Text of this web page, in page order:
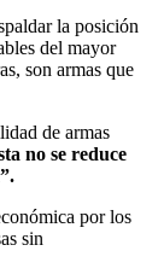
la posición
del mayor
son armas que
de armas
no se reduce
por los
sin